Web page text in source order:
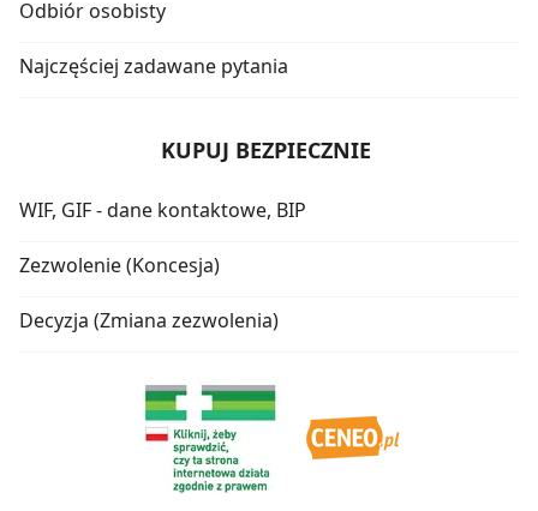
Odbiór osobisty
Najczęściej zadawane pytania
KUPUJ BEZPIECZNIE
WIF, GIF - dane kontaktowe, BIP
Zezwolenie (Koncesja)
Decyzja (Zmiana zezwolenia)